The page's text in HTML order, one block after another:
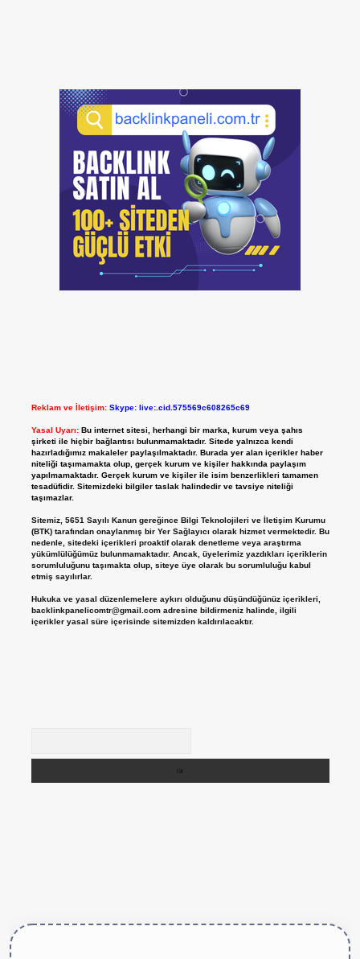
Reklam ve İletişim: Skype: live:.cid.575569c608265c69
Yasal Uyarı: Bu internet sitesi, herhangi bir marka, kurum veya şahıs
şirketi ile hiçbir bağlantısı bulunmamaktadır. Sitede yalnızca kendi
hazırladığımız makaleler paylaşılmaktadır. Burada yer alan içerikler haber
niteliği taşımamakta olup, gerçek kurum ve kişiler hakkında paylaşım
yapılmamaktadır. Gerçek kurum ve kişiler ile isim benzerlikleri tamamen
tesadüfidir. Sitemizdeki bilgiler taslak halindedir ve tavsiye niteliği
taşımazlar.
Sitemiz, 5651 Sayılı Kanun gereğince Bilgi Teknolojileri ve İletişim Kurumu
(BTK) tarafından onaylanmış bir Yer Sağlayıcı olarak hizmet vermektedir. Bu
nedenle, sitedeki içerikleri proaktif olarak denetleme veya araştırma
yükümlülüğümüz bulunmamaktadır. Ancak, üyelerimiz yazdıkları içeriklerin
sorumluluğunu taşımakta olup, siteye üye olarak bu sorumluluğu kabul
etmiş sayılırlar.
Hukuka ve yasal düzenlemelere aykırı olduğunu düşündüğünüz içerikleri,
backlinkpanelicomtr@gmail.comadresine bildirmeniz halinde, ilgili
içerikler yasal süre içerisinde sitemizden kaldırılacaktır.